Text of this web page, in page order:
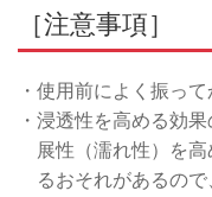
［注意事項］
・使用前によく振って
・浸透性を高める効
展性（濡れ性）を
るおそれがあるの